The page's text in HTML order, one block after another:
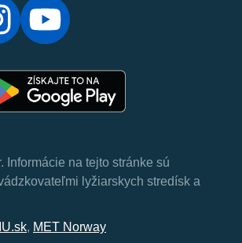
Informácie na tejto stránke sú
lyžiarskych stredísk a
, MET Norway